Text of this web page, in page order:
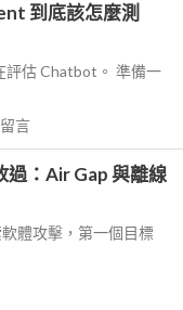
到底該怎麼測
評估 Chatbot。 準備一
言
過：Air Gap 與離線
體攻擊，第一個目標